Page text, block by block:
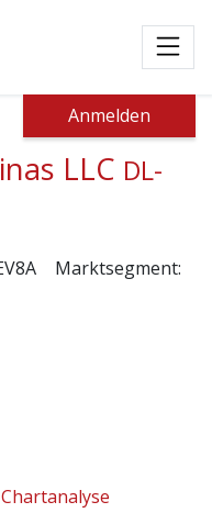
Anmelden
LLC DL-
Marktsegment:
Chartanalyse